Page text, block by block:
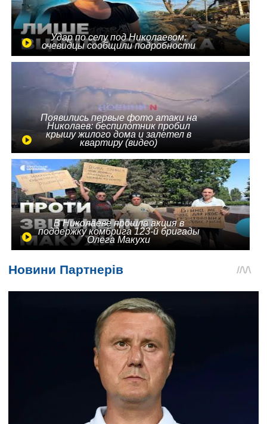
Удар по селу под Николаевом:
очевидцы сообщили подробности
Появились первые фото атаки на
Николаев: беспилотник пробил
крышу жилого дома и залетел в
квартиру (видео)
В Николаеве прошла акция в
поддержку комбрига 123-й бригады
Олега Макухи